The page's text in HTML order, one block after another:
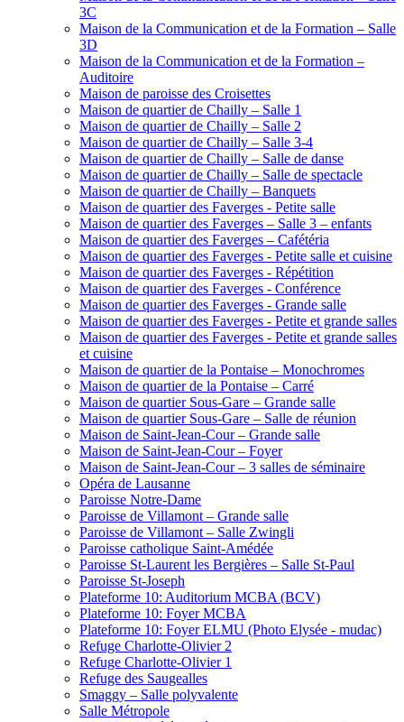
3C
Maison de la Communication et de la Formation – Salle
3D
Maison de la Communication et de la Formation –
Auditoire
Maison de paroisse des Croisettes
Maison de quartier de Chailly – Salle 1
Maison de quartier de Chailly – Salle 2
Maison de quartier de Chailly – Salle 3-4
Maison de quartier de Chailly – Salle de danse
Maison de quartier de Chailly – Salle de spectacle
Maison de quartier de Chailly – Banquets
Maison de quartier des Faverges - Petite salle
Maison de quartier des Faverges – Salle 3 – enfants
Maison de quartier des Faverges – Cafétéria
Maison de quartier des Faverges - Petite salle et cuisine
Maison de quartier des Faverges - Répétition
Maison de quartier des Faverges - Conférence
Maison de quartier des Faverges - Grande salle
Maison de quartier des Faverges - Petite et grande salles
Maison de quartier des Faverges - Petite et grande salles
et cuisine
Maison de quartier de la Pontaise – Monochromes
Maison de quartier de la Pontaise – Carré
Maison de quartier Sous-Gare – Grande salle
Maison de quartier Sous-Gare – Salle de réunion
Maison de Saint-Jean-Cour – Grande salle
Maison de Saint-Jean-Cour – Foyer
Maison de Saint-Jean-Cour – 3 salles de séminaire
Opéra de Lausanne
Paroisse Notre-Dame
Paroisse de Villamont – Grande salle
Paroisse de Villamont – Salle Zwingli
Paroisse catholique Saint-Amédée
Paroisse St-Laurent les Bergières – Salle St-Paul
Paroisse St-Joseph
Plateforme 10: Auditorium MCBA (BCV)
Plateforme 10: Foyer MCBA
Plateforme 10: Foyer ELMU (Photo Elysée - mudac)
Refuge Charlotte-Olivier 2
Refuge Charlotte-Olivier 1
Refuge des Saugealles
Smaggy – Salle polyvalente
Salle Métropole